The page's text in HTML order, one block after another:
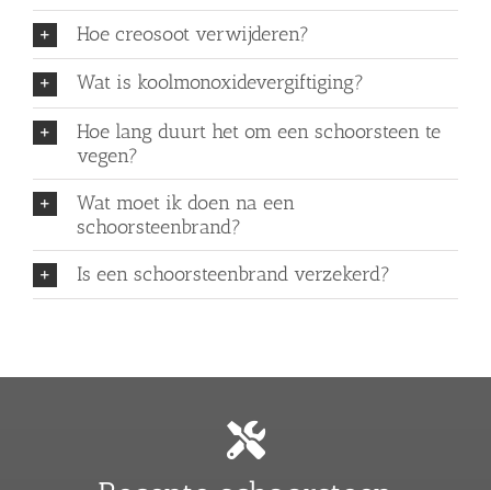
Hoe creosoot verwijderen?
Wat is koolmonoxidevergiftiging?
Hoe lang duurt het om een schoorsteen te
vegen?
Wat moet ik doen na een
schoorsteenbrand?
Is een schoorsteenbrand verzekerd?